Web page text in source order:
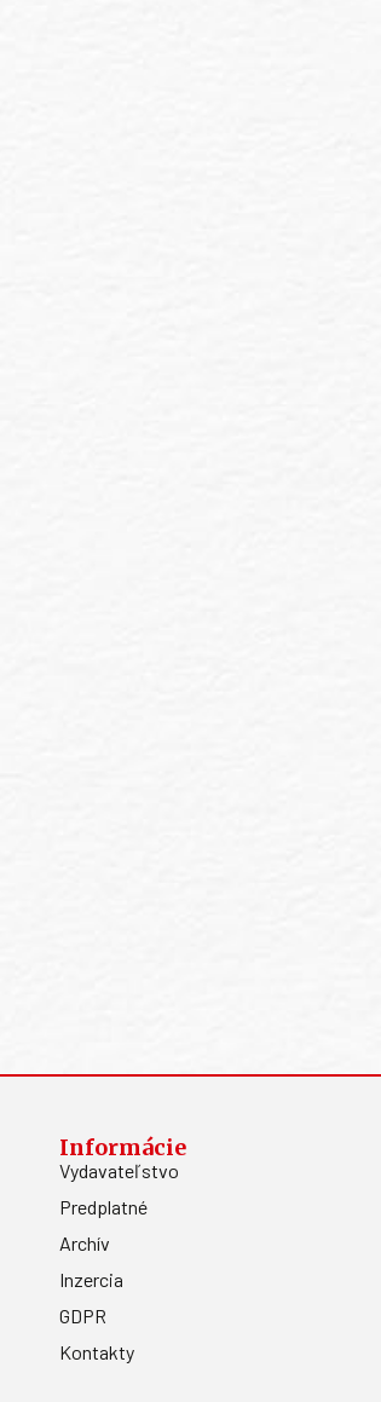
Informácie
Vydavateľstvo
Predplatné
Archív
Inzercia
GDPR
Kontakty